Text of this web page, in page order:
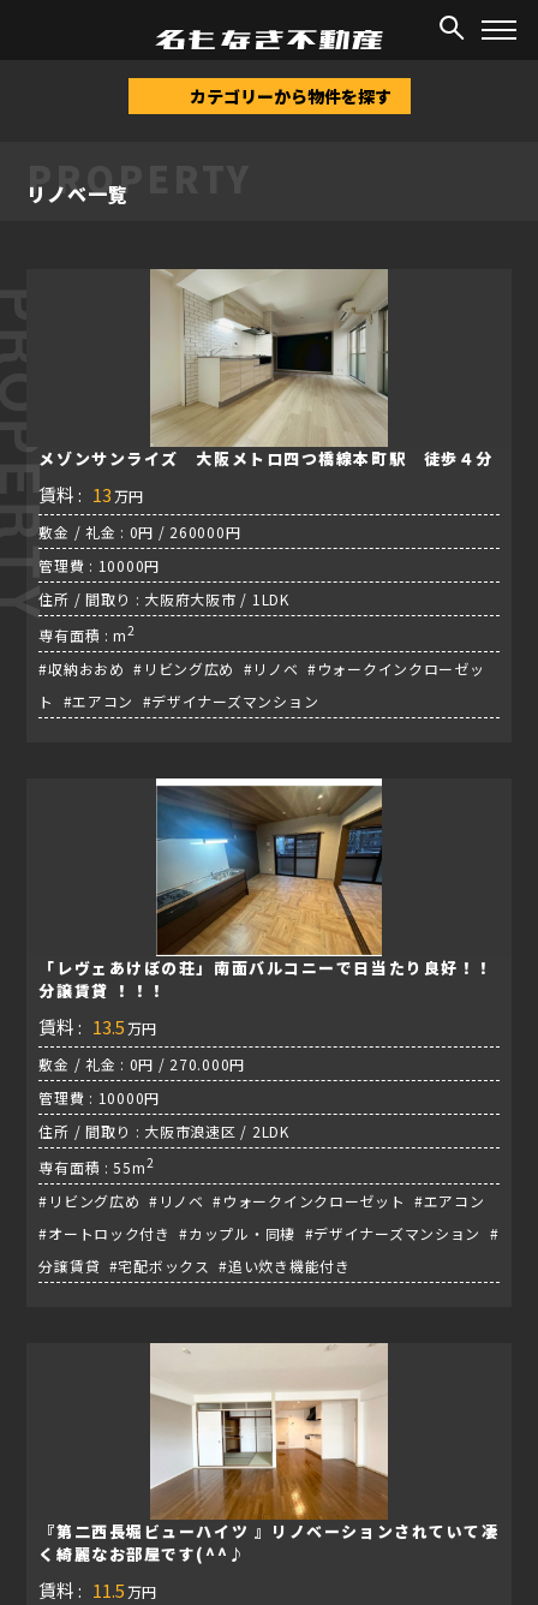
物件情報/リノベ
カテゴリーから物件を探す
PROPERTY
リノベ一覧
メゾンサンライズ 大阪メトロ四つ橋線本町駅 徒歩４分
賃料 : 13 万円
敷金 / 礼金 : 0円 / 260000円
管理費 : 10000円
住所 / 間取り : 大阪府大阪市 / 1LDK
専有面積 : m2
#収納おおめ #リビング広め #リノベ #ウォークインクローゼッ
ト #エアコン #デザイナーズマンション
「レヴェあけぼの荘」南面バルコニーで日当たり良好！！
分譲賃貸 ！！！
賃料 : 13.5 万円
敷金 / 礼金 : 0円 / 270.000円
管理費 : 10000円
住所 / 間取り : 大阪市浪速区 / 2LDK
専有面積 : 55m2
#リビング広め #リノベ #ウォークインクローゼット #エアコン
#オートロック付き #カップル・同棲 #デザイナーズマンション #
分譲賃貸 #宅配ボックス #追い炊き機能付き
『第二西長堀ビューハイツ 』リノベーションされていて凄
く綺麗なお部屋です(^^♪
賃料 : 11.5 万円